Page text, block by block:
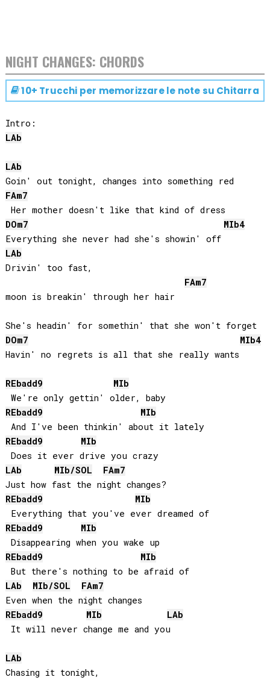
NIGHT CHANGES: CHORDS
10+ Trucchi per memorizzare le note su Chitarra
LAb
LAb
FAm7
DOm7 MIb4
Everything she never had she's showin' off
LAb
Drivin' too fast,
FAm7
moon is breakin' through her hair
She's headin' for somethin' that she won't forget
DOm7 MIb4
Havin' no regrets is all that she really wants
REbadd9
MIb
REbadd9
MIb
REbadd9
MIb
LAb
MIb/SOL FAm7
REbadd9
MIb
Everything that you've ever dreamed of
REbadd9
MIb
REbadd9
MIb
But there's nothing to be afraid of
LAb
MIb/SOL FAm7
REbadd9 MIb
LAb
It will never change me and you
LAb
Chasing it tonight,